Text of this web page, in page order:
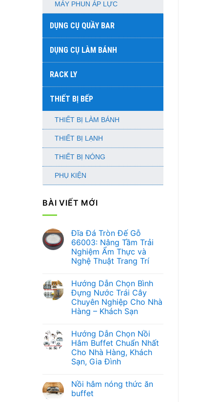
MÁY PHUN ÁP LỰC
DỤNG CỤ QUẦY BAR
DỤNG CỤ LÀM BÁNH
RACK LY
THIẾT BỊ BẾP
THIẾT BỊ LÀM BÁNH
THIẾT BỊ LẠNH
THIẾT BỊ NÓNG
PHỤ KIỆN
BÀI VIẾT MỚI
Đĩa Đá Tròn Đế Gỗ
66003: Nâng Tầm Trải
Nghiệm Ẩm Thực và
Nghệ Thuật Trang Trí
bình
luận
ở
Đĩa
Đá
Tròn
66003:
Nâng
Tầm
Trải
Nghiệm
Ẩm
Nghệ
Thuật
Trang
Hướng Dẫn Chọn Bình
Đựng Nước Trái Cây
Chuyên Nghiệp Cho Nhà
Hàng – Khách Sạn
bình
luận
ở
Hướng
Dẫn
Chọn
Nước
Trái
Cây
Hướng Dẫn Chọn Nồi
Hâm Buffet Chuẩn Nhất
Cho Nhà Hàng, Khách
Sạn, Gia Đình
bình
luận
ở
Nồi hâm nóng thức ăn
buffet